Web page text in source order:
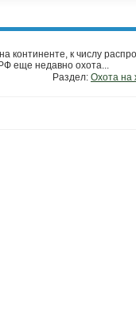
к числу
еще недавно охота...
Раздел: Охота на